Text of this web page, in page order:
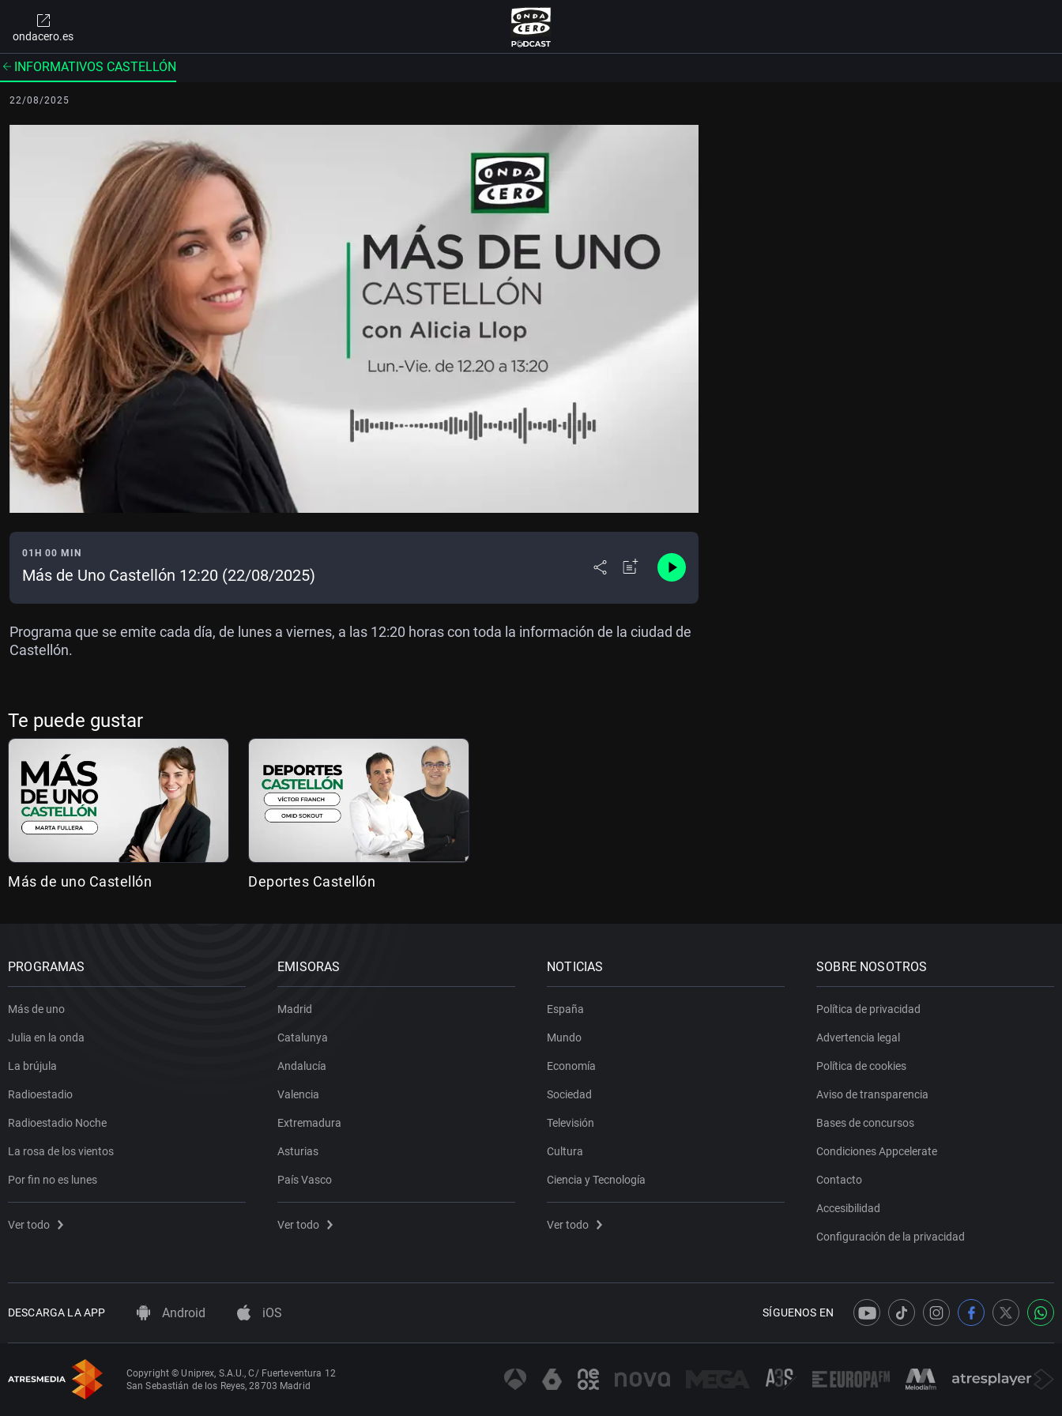
ondacero.es
INFORMATIVOS CASTELLÓN
22/08/2025
01H 00 MIN
Más de Uno Castellón 12:20 (22/08/2025)
Programa que se emite cada día, de lunes a viernes, a las 12:20 horas con toda la información de la ciudad de
Castellón.
Te puede gustar
Más de uno Castellón Deportes Castellón
PROGRAMAS
Más de uno
Julia en la onda
La brújula
Radioestadio
Radioestadio Noche
La rosa de los vientos
Por fin no es lunes
Ver todo
EMISORAS
Madrid
Catalunya
Andalucía
Valencia
Extremadura
Asturias
País Vasco
Ver todo
NOTICIAS
España
Mundo
Economía
Sociedad
Televisión
Cultura
Ciencia y Tecnología
Ver todo
SOBRE NOSOTROS
Política de privacidad
Advertencia legal
Política de cookies
Aviso de transparencia
Bases de concursos
Condiciones Appcelerate
Contacto
Accesibilidad
Configuración de la privacidad
DESCARGA LA APP Android iOS SÍGUENOS EN
Copyright © Uniprex, S.A.U., C/ Fuerteventura 12
San Sebastián de los Reyes, 28703 Madrid